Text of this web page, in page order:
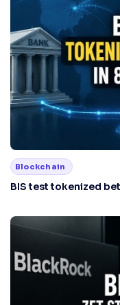
Blockchain
BIS test tokenized